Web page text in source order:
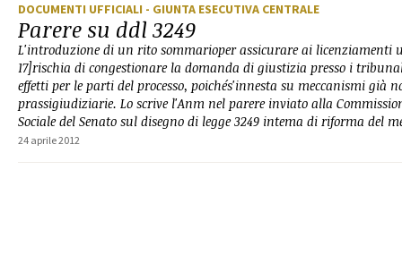
DOCUMENTI UFFICIALI - GIUNTA ESECUTIVA CENTRALE
Parere su ddl 3249
L'introduzione di un rito sommarioper assicurare ai licenziamenti
17]rischia di congestionare la domanda di giustizia presso i
effetti per le parti del processo, poichés'innesta su meccanismi già
prassigiudiziarie. Lo scrive l'Anm nel parere inviato alla
Sociale del Senato sul disegno di legge 3249 intema di riforma del
24 aprile 2012